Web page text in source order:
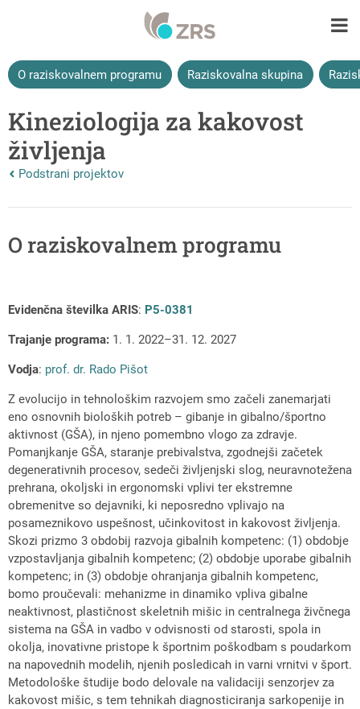
O raziskovalnem programu Raziskovalna skupina
Kineziologija za kakovost
življenja
Nazaj na vrhnjo stran:
Podstrani projektov
O raziskovalnem programu
Evidenčna številka ARIS: P5-0381
Trajanje programa: 1. 1. 2022–31. 12. 2027
Vodja: prof. dr. Rado Pišot
Z evolucijo in tehnološkim razvojem smo začeli zanemarjati
eno osnovnih bioloških potreb – gibanje in gibalno/športno
aktivnost (GŠA), in njeno pomembno vlogo za zdravje.
Pomanjkanje GŠA, staranje prebivalstva, zgodnejši začetek
degenerativnih procesov, sedeči življenjski slog, neuravnotežena
prehrana, okoljski in ergonomski vplivi ter ekstremne
obremenitve so dejavniki, ki neposredno vplivajo na
posameznikovo uspešnost, učinkovitost in kakovost življenja.
Skozi prizmo 3 obdobij razvoja gibalnih kompetenc: (1) obdobje
vzpostavljanja gibalnih kompetenc; (2) obdobje uporabe gibalnih
kompetenc; in (3) obdobje ohranjanja gibalnih kompetenc,
bomo proučevali: mehanizme in dinamiko vpliva gibalne
neaktivnost, plastičnost skeletnih mišic in centralnega živčnega
sistema na GŠA in vadbo v odvisnosti od starosti, spola in
okolja, inovativne pristope k športnim poškodbam s poudarkom
na napovednih modelih, njenih posledicah in varni vrnitvi v šport.
Metodološke študije bodo delovale na validaciji senzorjev za
kakovost mišic, s tem tehnikah diagnosticiranja sarkopenije in